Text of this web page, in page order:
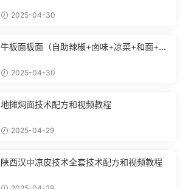
2025-04-30
牛板面板面（自助辣椒+卤味+凉菜+和面+烙
2025-04-30
地摊焖面技术配方和视频教程
2025-04-29
陕西汉中凉皮技术全套技术配方和视频教程